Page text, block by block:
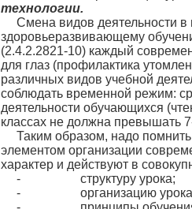
технологии.
Смена видов деятельности
здоровьеразвивающему
(2.4.2.2821-10) каждый
для глаз (профилактика
различных видов учебной
соблюдать временной режим:
деятельности обучающихся
классах не должна превышать
Таким образом, надо
элементом организации
характер и действуют в
- структуру урока;
- организацию